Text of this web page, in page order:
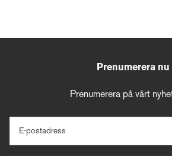
Prenumerera nu
Prenumerera på vårt
E-postadress